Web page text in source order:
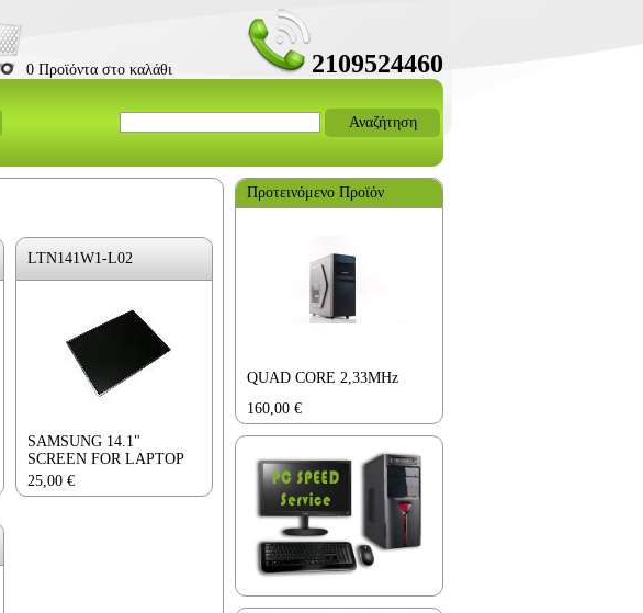
0 Προϊόντα στο καλάθι 2109524460
Αναζήτηση
LTN141W1-L02
SAMSUNG 14.1"
SCREEN FOR LAPTOP
25,00 €
Προτεινόμενο Προϊόν
QUAD CORE 2,33MHz
160,00 €